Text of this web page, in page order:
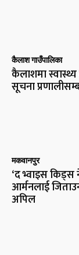
कैलाश गाउँपालिका
कैलाशमा
सूचना
मकवानपुर
‘द भ्वाइस किड्स
आर्मनलाई
अपिल